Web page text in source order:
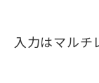
入力はマルチ